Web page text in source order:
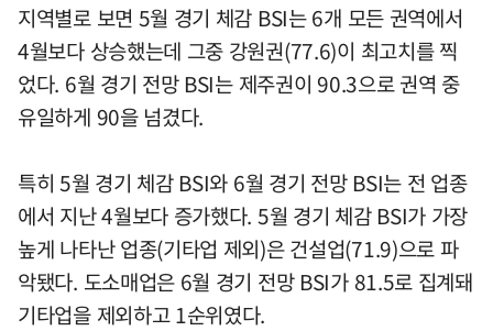
지역별로 보면 5월 경기 체감 BSI는 6개 모든 권역에서
4월보다 상승했는데 그중 강원권(77.6)이 최고치를 찍
었다. 6월 경기 전망 BSI는 제주권이 90.3으로 권역 중
유일하게 90을 넘겼다.
특히 5월 경기 체감 BSI와 6월 경기 전망 BSI는 전 업종
에서 지난 4월보다 증가했다. 5월 경기 체감 BSI가 가장
높게 나타난 업종(기타업 제외)은 건설업(71.9)으로 파
악됐다. 도소매업은 6월 경기 전망 BSI가 81.5로 집계돼
기타업을 제외하고 1순위였다.